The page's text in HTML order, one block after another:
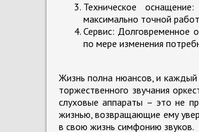
Техническое
максимально точной
Сервис: Долговременное
по мере изменения
Жизнь полна нюансов, и
торжественного звучания
слуховые аппараты – это не
жизнью, возвращающие ему
в свою жизнь симфонию звуков.